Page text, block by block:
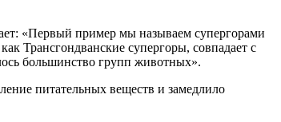
«Первый пример мы называем супергорами
Трансгондванские супергоры, совпадает с
большинство групп животных».
питательных веществ и замедлило